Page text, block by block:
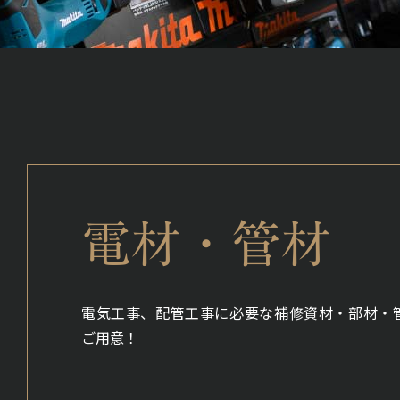
電材・管材
電気工事、配管工事に必要な補修資材・部材・
ご用意！